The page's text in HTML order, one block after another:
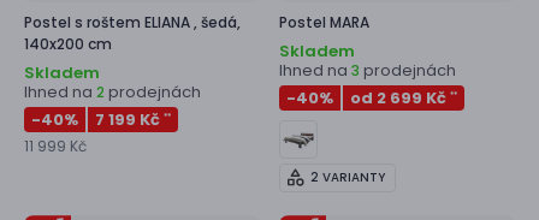
Postel s roštem ELIANA , šedá,
140x200 cm
Skladem
Ihned na 2 prodejnách
-40% 7 199 Kč **
11 999 Kč
Postel MARA
Skladem
Ihned na 3 prodejnách
-40% od 2 699 Kč **
2 VARIANTY